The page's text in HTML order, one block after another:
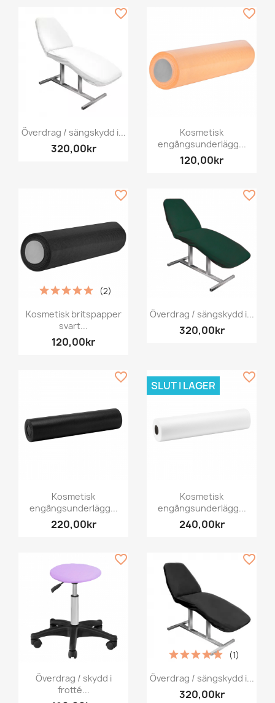
Överdrag / sängskydd i...
320,00kr
favorite_border
Kosmetisk
engångsunderlägg...
120,00kr
favorite_border
Kosmetisk britspapper
svart...
120,00kr
(2)
favorite_border
Överdrag / sängskydd i...
320,00kr
favorite_border
Kosmetisk
engångsunderlägg...
220,00kr
favorite_border
Kosmetisk
engångsunderlägg...
240,00kr
SLUT I LAGER
favorite_border
Överdrag / skydd i
frotté...
favorite_border
Överdrag / sängskydd i...
320,00kr
(1)
favorite_border